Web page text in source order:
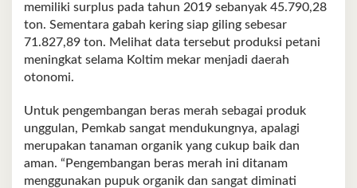
memiliki surplus pada tahun 2019 sebanyak 45.790,28
ton. Sementara gabah kering siap giling sebesar
71.827,89 ton. Melihat data tersebut produksi petani
meningkat selama Koltim mekar menjadi daerah
otonomi.
Untuk pengembangan beras merah sebagai produk
unggulan, Pemkab sangat mendukungnya, apalagi
merupakan tanaman organik yang cukup baik dan
aman. “Pengembangan beras merah ini ditanam
menggunakan pupuk organik dan sangat diminati